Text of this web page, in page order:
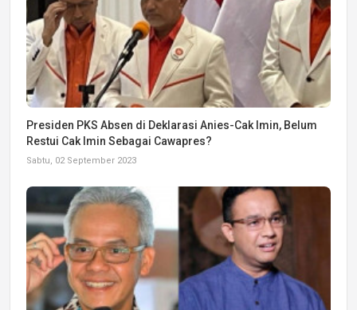
Presiden PKS Absen di Deklarasi Anies-Cak Imin, Belum
Restui Cak Imin Sebagai Cawapres?
Sabtu, 02 September 2023